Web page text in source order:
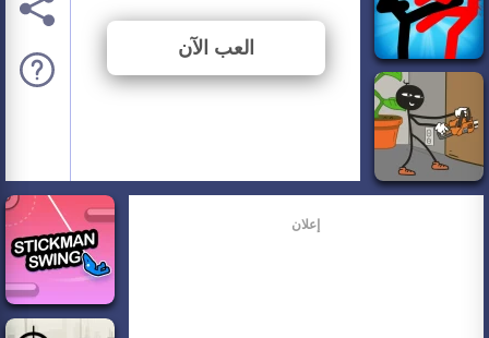
العب الآن
إعلان